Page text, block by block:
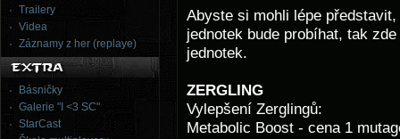
Trailery
Videa
Záznamy z her (replaye)
Básničky
Galerie "I <3 SC"
StarCast
Abyste si mohli lépe
jednotek bude probíhat, tak
jednotek.
ZERGLING
Vylepšení Zerglingů:
Metabolic Boost - cena 1